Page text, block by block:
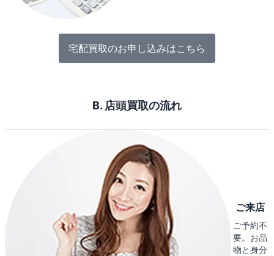
宅配買取のお申し込みはこちら
B. 店頭買取の流れ
ご来店
ご予約不
要。お品
物と身分